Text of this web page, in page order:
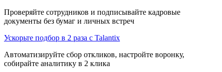
Проверяйте сотрудников и подписывайте кадровые
документы без бумаг и личных встреч
Ускорьте подбор в 2 раза с Talantix
Автоматизируйте сбор откликов, настройте воронку,
собирайте аналитику в 2 клика